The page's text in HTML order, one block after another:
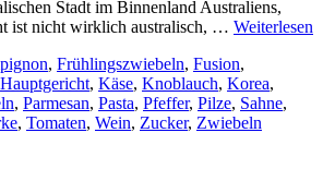
Stadt im Binnenland Australiens,
ist nicht wirklich australisch, … Weiterlesen
, Frühlingszwiebeln, Fusion,
Hauptgericht, Käse, Knoblauch, Korea,
, Parmesan, Pasta, Pfeffer, Pilze, Sahne,
, Tomaten, Wein, Zucker, Zwiebeln